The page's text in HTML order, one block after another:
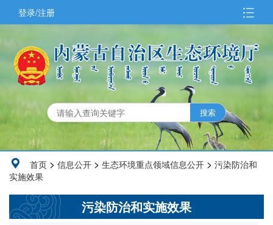
登录/注册
首页 > 信息公开 > 生态环境重点领域信息公开 > 污染防治和
实施效果
污染防治和实施效果